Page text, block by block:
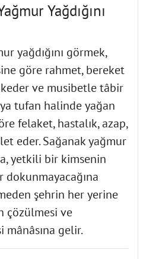
Yağdığını
yağdığını görmek,
göre rahmet, bereket
ve musibetle tâbir
tufan halinde yağan
felaket, hastalık, azap,
eder. Sağanak yağmur
yetkili bir kimsenin
dokunmayacağına
şehrin her yerine
çözülmesi ve
mânâsına gelir.